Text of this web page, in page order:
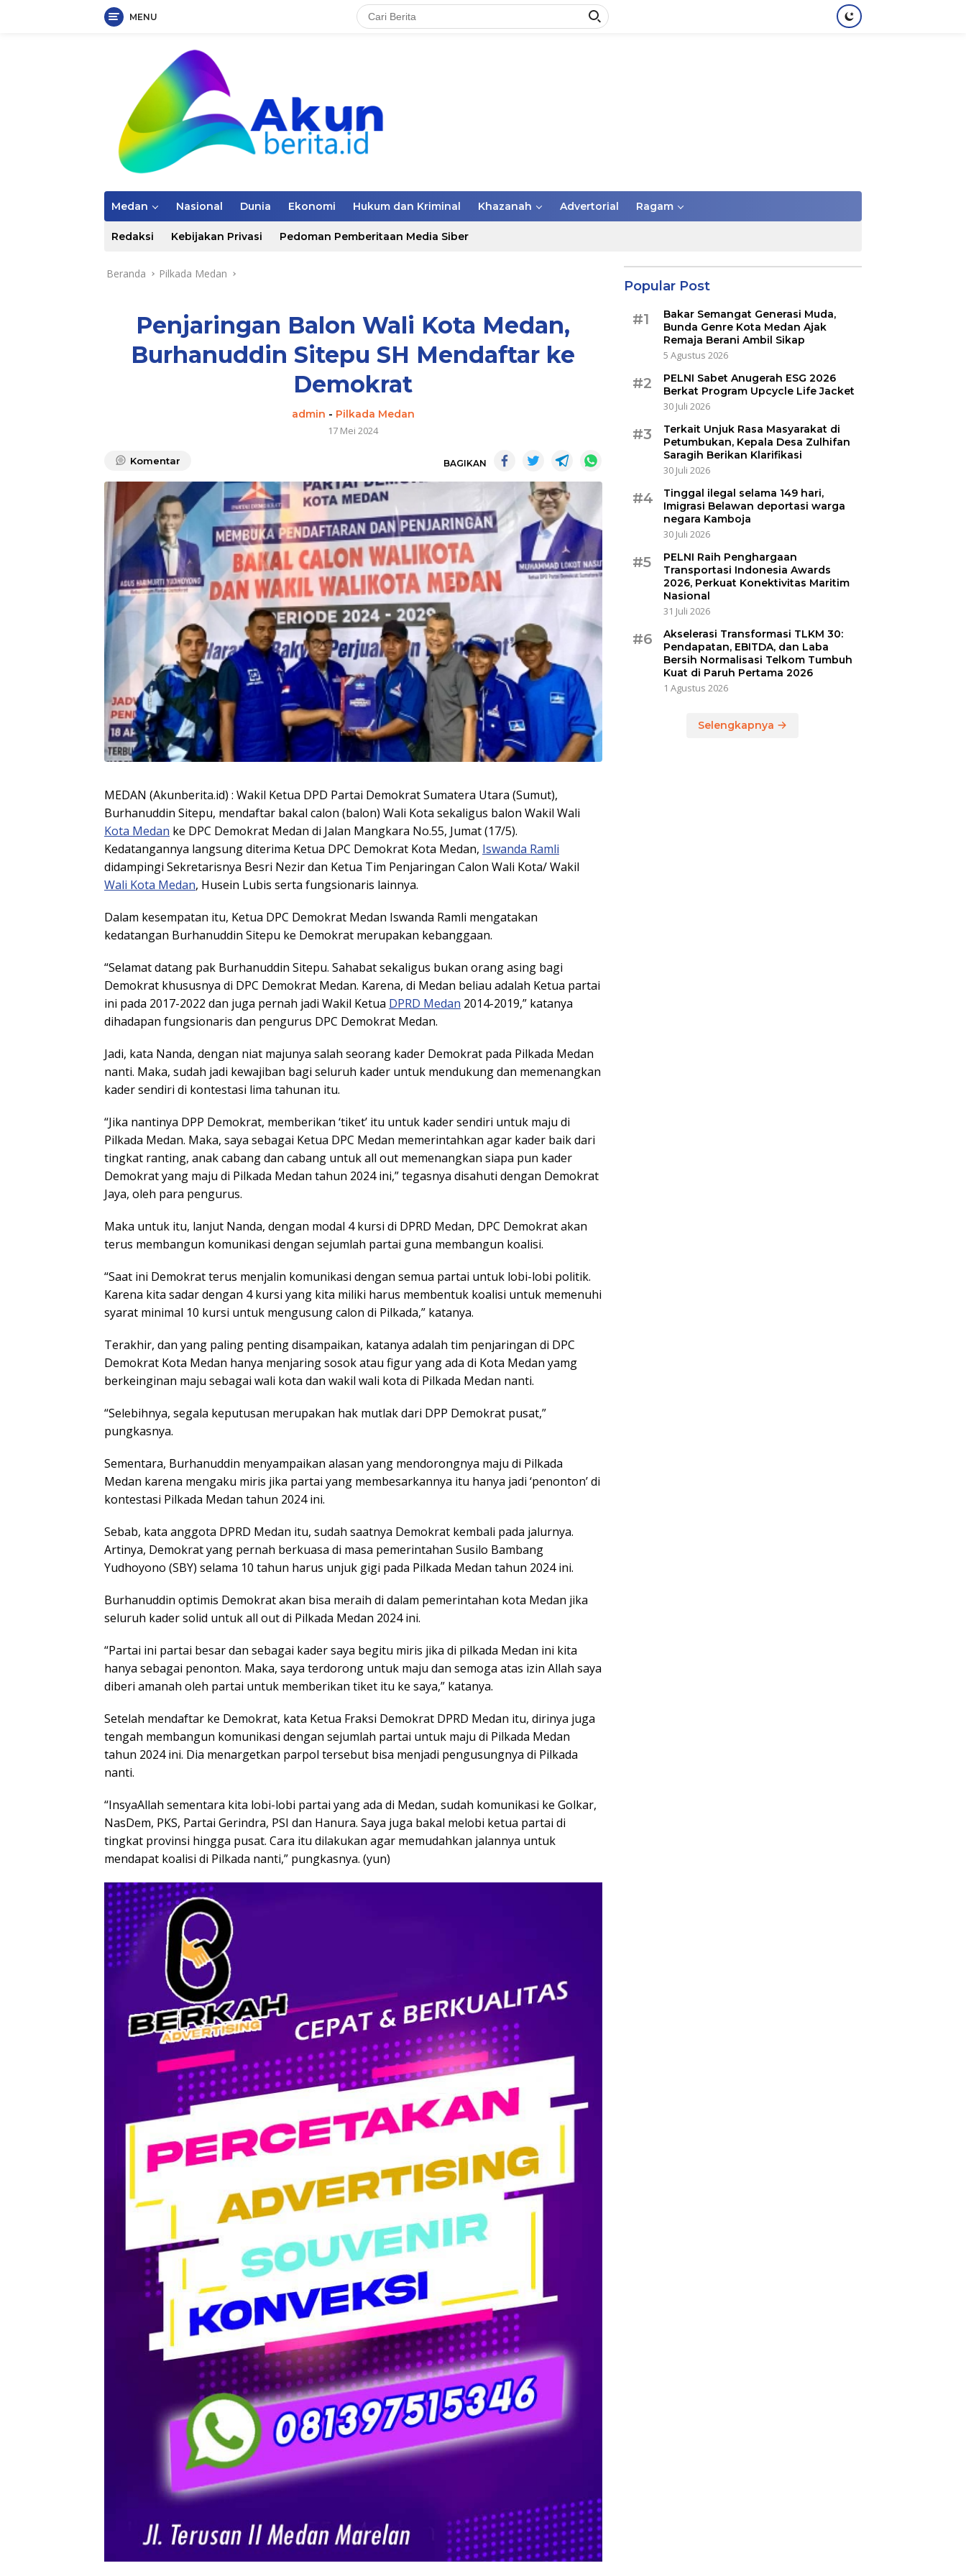
MENU
Medan Nasional Dunia Ekonomi Hukum dan Kriminal Khazanah Advertorial Ragam
Redaksi Kebijakan Privasi Pedoman Pemberitaan Media Siber
Beranda Pilkada Medan
Penjaringan Balon Wali Kota Medan,
Burhanuddin Sitepu SH Mendaftar ke
Demokrat
admin - Pilkada Medan
17 Mei 2024
Komentar BAGIKAN
MEDAN (Akunberita.id) : Wakil Ketua DPD Partai Demokrat Sumatera Utara (Sumut),
Burhanuddin Sitepu, mendaftar bakal calon (balon) Wali Kota sekaligus balon Wakil Wali
Kota Medan ke DPC Demokrat Medan di Jalan Mangkara No.55, Jumat (17/5).
Kedatangannya langsung diterima Ketua DPC Demokrat Kota Medan, Iswanda Ramli
didampingi Sekretarisnya Besri Nezir dan Ketua Tim Penjaringan Calon Wali Kota/ Wakil
Wali Kota Medan, Husein Lubis serta fungsionaris lainnya.
Dalam kesempatan itu, Ketua DPC Demokrat Medan Iswanda Ramli mengatakan
kedatangan Burhanuddin Sitepu ke Demokrat merupakan kebanggaan.
“Selamat datang pak Burhanuddin Sitepu. Sahabat sekaligus bukan orang asing bagi
Demokrat khususnya di DPC Demokrat Medan. Karena, di Medan beliau adalah Ketua partai
ini pada 2017-2022 dan juga pernah jadi Wakil Ketua DPRD Medan 2014-2019,” katanya
dihadapan fungsionaris dan pengurus DPC Demokrat Medan.
Jadi, kata Nanda, dengan niat majunya salah seorang kader Demokrat pada Pilkada Medan
nanti. Maka, sudah jadi kewajiban bagi seluruh kader untuk mendukung dan memenangkan
kader sendiri di kontestasi lima tahunan itu.
“Jika nantinya DPP Demokrat, memberikan ‘tiket’ itu untuk kader sendiri untuk maju di
Pilkada Medan. Maka, saya sebagai Ketua DPC Medan memerintahkan agar kader baik dari
tingkat ranting, anak cabang dan cabang untuk all out memenangkan siapa pun kader
Demokrat yang maju di Pilkada Medan tahun 2024 ini,” tegasnya disahuti dengan Demokrat
Jaya, oleh para pengurus.
Maka untuk itu, lanjut Nanda, dengan modal 4 kursi di DPRD Medan, DPC Demokrat akan
terus membangun komunikasi dengan sejumlah partai guna membangun koalisi.
“Saat ini Demokrat terus menjalin komunikasi dengan semua partai untuk lobi-lobi politik.
Karena kita sadar dengan 4 kursi yang kita miliki harus membentuk koalisi untuk memenuhi
syarat minimal 10 kursi untuk mengusung calon di Pilkada,” katanya.
Terakhir, dan yang paling penting disampaikan, katanya adalah tim penjaringan di DPC
Demokrat Kota Medan hanya menjaring sosok atau figur yang ada di Kota Medan yamg
berkeinginan maju sebagai wali kota dan wakil wali kota di Pilkada Medan nanti.
“Selebihnya, segala keputusan merupakan hak mutlak dari DPP Demokrat pusat,”
pungkasnya.
Sementara, Burhanuddin menyampaikan alasan yang mendorongnya maju di Pilkada
Medan karena mengaku miris jika partai yang membesarkannya itu hanya jadi ‘penonton’ di
kontestasi Pilkada Medan tahun 2024 ini.
Sebab, kata anggota DPRD Medan itu, sudah saatnya Demokrat kembali pada jalurnya.
Artinya, Demokrat yang pernah berkuasa di masa pemerintahan Susilo Bambang
Yudhoyono (SBY) selama 10 tahun harus unjuk gigi pada Pilkada Medan tahun 2024 ini.
Burhanuddin optimis Demokrat akan bisa meraih di dalam pemerintahan kota Medan jika
seluruh kader solid untuk all out di Pilkada Medan 2024 ini.
“Partai ini partai besar dan sebagai kader saya begitu miris jika di pilkada Medan ini kita
hanya sebagai penonton. Maka, saya terdorong untuk maju dan semoga atas izin Allah saya
diberi amanah oleh partai untuk memberikan tiket itu ke saya,” katanya.
Setelah mendaftar ke Demokrat, kata Ketua Fraksi Demokrat DPRD Medan itu, dirinya juga
tengah membangun komunikasi dengan sejumlah partai untuk maju di Pilkada Medan
tahun 2024 ini. Dia menargetkan parpol tersebut bisa menjadi pengusungnya di Pilkada
nanti.
“InsyaAllah sementara kita lobi-lobi partai yang ada di Medan, sudah komunikasi ke Golkar,
NasDem, PKS, Partai Gerindra, PSI dan Hanura. Saya juga bakal melobi ketua partai di
tingkat provinsi hingga pusat. Cara itu dilakukan agar memudahkan jalannya untuk
mendapat koalisi di Pilkada nanti,” pungkasnya. (yun)
Popular Post
#1
Bakar Semangat Generasi Muda,
Bunda Genre Kota Medan Ajak
Remaja Berani Ambil Sikap
5 Agustus 2026
#2
PELNI Sabet Anugerah ESG 2026
Berkat Program Upcycle Life Jacket
30 Juli 2026
#3
Terkait Unjuk Rasa Masyarakat di
Petumbukan, Kepala Desa Zulhifan
Saragih Berikan Klarifikasi
30 Juli 2026
#4
Tinggal ilegal selama 149 hari,
Imigrasi Belawan deportasi warga
negara Kamboja
30 Juli 2026
#5
PELNI Raih Penghargaan
Transportasi Indonesia Awards
2026, Perkuat Konektivitas Maritim
Nasional
31 Juli 2026
#6
Akselerasi Transformasi TLKM 30:
Pendapatan, EBITDA, dan Laba
Bersih Normalisasi Telkom Tumbuh
Kuat di Paruh Pertama 2026
1 Agustus 2026
Selengkapnya